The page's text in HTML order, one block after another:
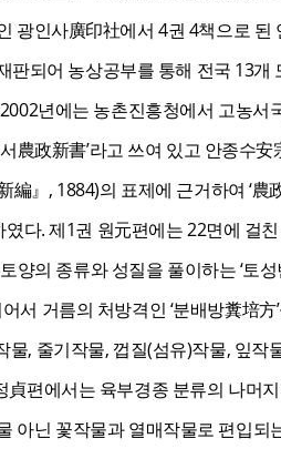
인사廣印社에서 4권 4책으로 된
되어 농상공부를 통해 전국 13개
년에는 농촌진흥청에서 고농서
政新書’라고 쓰여 있고 안종수
』, 1884)의 표제에 근거하여 ‘農
다. 제1권 원元편에는 22면에 걸
의 종류와 성질을 풀이하는 ‘토
서 거름의 처방격인 ‘분배방糞培
, 줄기작물, 껍질(섬유)작물, 잎
貞편에서는 육부경종 분류의 나머
아닌 꽃작물과 열매작물로 편입되